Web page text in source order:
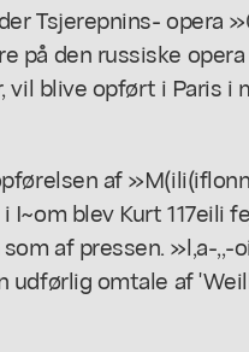
Tsjerepnins- opera
på den russiske
vil blive opført i Paris i
af
I~om blev Kurt 117eili
af pressen. »l,a-,,-
udførlig omtale af